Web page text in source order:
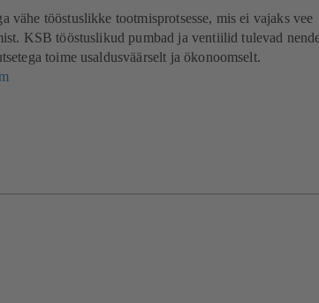
vähe tööstuslikke tootmisprotsesse, mis ei vajaks vee
KSB tööstuslikud pumbad ja ventiilid tulevad
toime usaldusväärselt ja ökonoomselt.